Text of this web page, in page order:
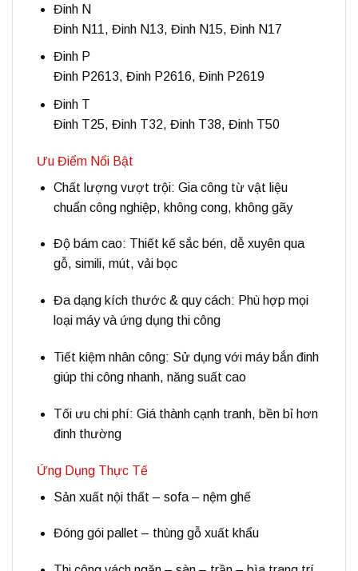
Đinh N
Đinh N11, Đinh N13, Đinh N15, Đinh N17
Đinh P
Đinh P2613, Đinh P2616, Đinh P2619
Đinh T
Đinh T25, Đinh T32, Đinh T38, Đinh T50
Ưu Điểm Nổi Bật
Chất lượng vượt trội: Gia công từ vật liệu
chuẩn công nghiệp, không cong, không gãy
Độ bám cao: Thiết kế sắc bén, dễ xuyên qua
gỗ, simili, mút, vải bọc
Đa dạng kích thước & quy cách: Phù hợp mọi
loại máy và ứng dụng thi công
Tiết kiệm nhân công: Sử dụng với máy bắn đinh
giúp thi công nhanh, năng suất cao
Tối ưu chi phí: Giá thành cạnh tranh, bền bỉ hơn
đinh thường
Ứng Dụng Thực Tế
Sản xuất nội thất – sofa – nệm ghế
Đóng gói pallet – thùng gỗ xuất khẩu